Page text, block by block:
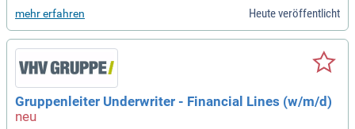
uktdatenmanagement. Bewerben Sie sich jetzt und entdeck
en Sie spannende Aufgaben in der Technikkommunikation!
mehr erfahren Heute veröffentlicht
Gruppenleiter Underwriter - Financial Lines (w/m/d)